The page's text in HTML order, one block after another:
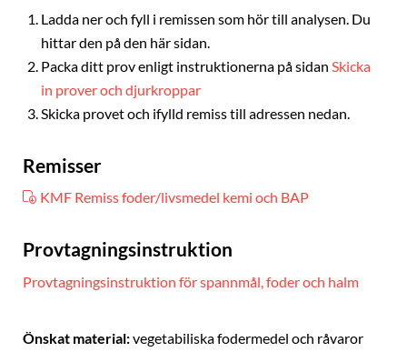
Ladda ner och fyll i remissen som hör till analysen. Du
hittar den på den här sidan.
Packa ditt prov enligt instruktionerna på sidan Skicka
in prover och djurkroppar
Skicka provet och ifylld remiss till adressen nedan.
Remisser
KMF Remiss foder/livsmedel kemi och BAP
Provtagningsinstruktion
Provtagningsinstruktion för spannmål, foder och halm
Önskat material:vegetabiliska fodermedel och råvaror